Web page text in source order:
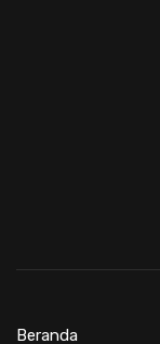
Beranda